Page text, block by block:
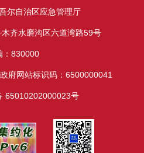
业企业外包工程安全管理办法》
尔自治区应急管理厅
齐水磨沟区六道湾路59号
：830000
政府网站标识码：6500000041
65010202000023号